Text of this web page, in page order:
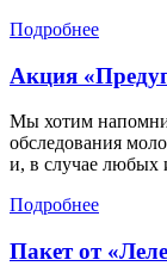
Подробнее
Акция
Мы хотим
обследования
и, в случае любых
Подробнее
Пакет от